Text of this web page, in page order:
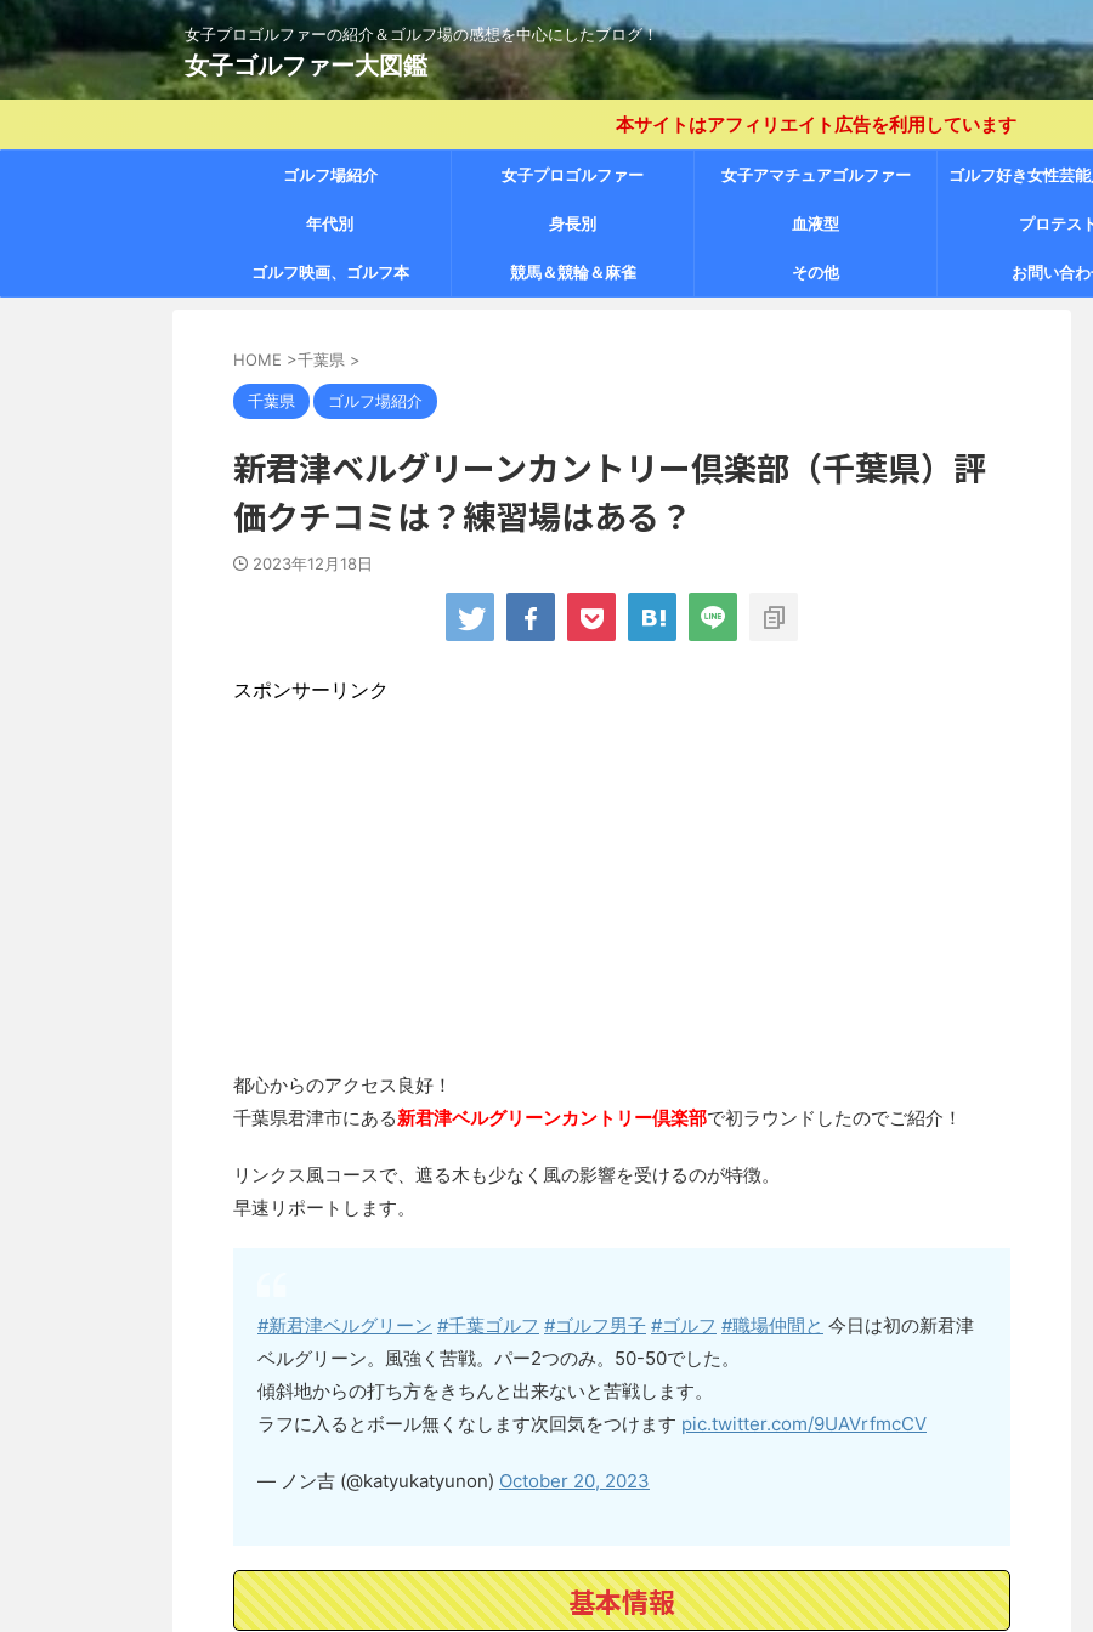
女子プロゴルファーの紹介＆ゴルフ場の感想を中心にしたブログ！
女子ゴルファー大図鑑
本サイトはアフィリエイト広告を利用しています
ゴルフ場紹介 女子プロゴルファー 女子アマチュアゴルファー
（JLPGA プロテスト未合格者含
む）
ゴルフ好き女性芸
年代別 身長別 血液型 プロテス
ゴルフ映画、ゴルフ本 競馬＆競輪＆麻雀 その他 お問い合
HOME >千葉県 >
千葉県 ゴルフ場紹介
新君津ベルグリーンカントリー倶楽部（千葉県）評
価クチコミは？練習場はある？
2023年12月18日
スポンサーリンク
都心からのアクセス良好！
千葉県君津市にある新君津ベルグリーンカントリー倶楽部で初ラウンドしたのでご紹介！
リンクス風コースで、遮る木も少なく風の影響を受けるのが特徴。
早速リポートします。
#新君津ベルグリーン #千葉ゴルフ #ゴルフ男子 #ゴルフ #職場仲間と 今日は初の新君津
ベルグリーン。風強く苦戦。パー2つのみ。50-50でした。
傾斜地からの打ち方をきちんと出来ないと苦戦します。
ラフに入るとボール無くなします次回気をつけます pic.twitter.com/9UAVrfmcCV
— ノン吉 (@katyukatyunon) October 20, 2023
基本情報